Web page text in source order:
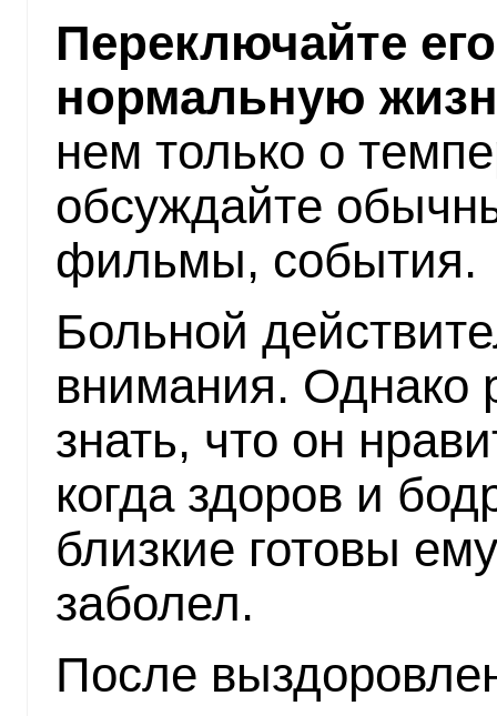
Переключайте
нормальную
нем только о
обсуждайте
фильмы, события.
Больной
внимания. Однако
знать, что он
когда здоров и
близкие готовы
заболел.
После